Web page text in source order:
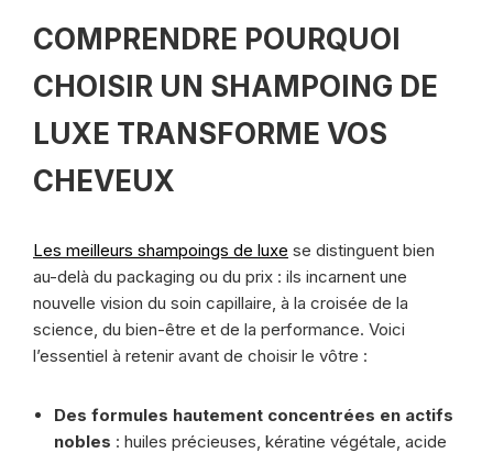
COMPRENDRE POURQUOI
CHOISIR UN SHAMPOING DE
LUXE TRANSFORME VOS
CHEVEUX
Les meilleurs shampoings de luxe se distinguent bien
au-delà du packaging ou du prix : ils incarnent une
nouvelle vision du soin capillaire, à la croisée de la
science, du bien-être et de la performance. Voici
l’essentiel à retenir avant de choisir le vôtre :
Des formules hautement concentrées en actifs
nobles : huiles précieuses, kératine végétale, acide